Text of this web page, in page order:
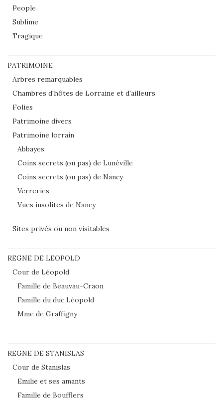
People
Sublime
Tragique
PATRIMOINE
Arbres remarquables
Chambres d'hôtes de Lorraine et d'ailleurs
Folies
Patrimoine divers
Patrimoine lorrain
Abbayes
Coins secrets (ou pas) de Lunéville
Coins secrets (ou pas) de Nancy
Verreries
Vues insolites de Nancy
Sites privés ou non visitables
REGNE DE LEOPOLD
Cour de Léopold
Famille de Beauvau-Craon
Famille du duc Léopold
Mme de Graffigny
REGNE DE STANISLAS
Cour de Stanislas
Emilie et ses amants
Famille de Boufflers